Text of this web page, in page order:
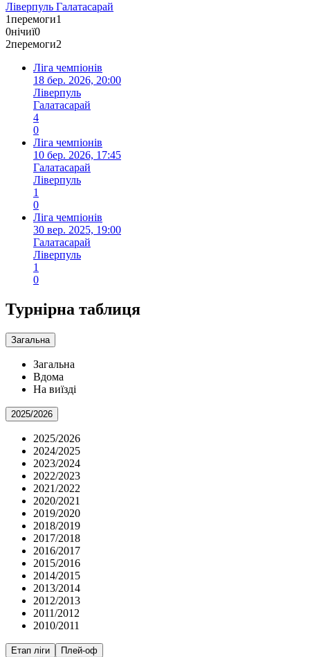
Ліверпуль Галатасарай
1перемоги1
0нічиї0
2перемоги2
Ліга чемпіонів
18 бер. 2026, 20:00
Ліверпуль
Галатасарай
4
0
Ліга чемпіонів
10 бер. 2026, 17:45
Галатасарай
Ліверпуль
1
0
Ліга чемпіонів
30 вер. 2025, 19:00
Галатасарай
Ліверпуль
1
0
Турнірна таблиця
Загальна
Загальна
Вдома
На виїзді
2025/2026
2025/2026
2024/2025
2023/2024
2022/2023
2021/2022
2020/2021
2019/2020
2018/2019
2017/2018
2016/2017
2015/2016
2014/2015
2013/2014
2012/2013
2011/2012
2010/2011
Етап ліги Плей-оф